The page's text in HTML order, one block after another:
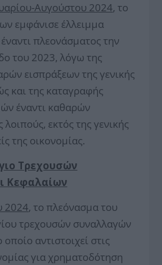
Αυγούστου 2024, το
εμφάνισε έλλειμμα
πλεονάσματος την
του 2023, λόγω της
εισπράξεων της γενικής
και της καταγραφής
έναντι καθαρών
εκτός της γενικής
της οικονομίας.
Τρεχουσών
Κεφαλαίων
2024, το πλεόνασμα του
τρεχουσών συναλλαγών
αντιστοιχεί στις
για χρηματοδότηση